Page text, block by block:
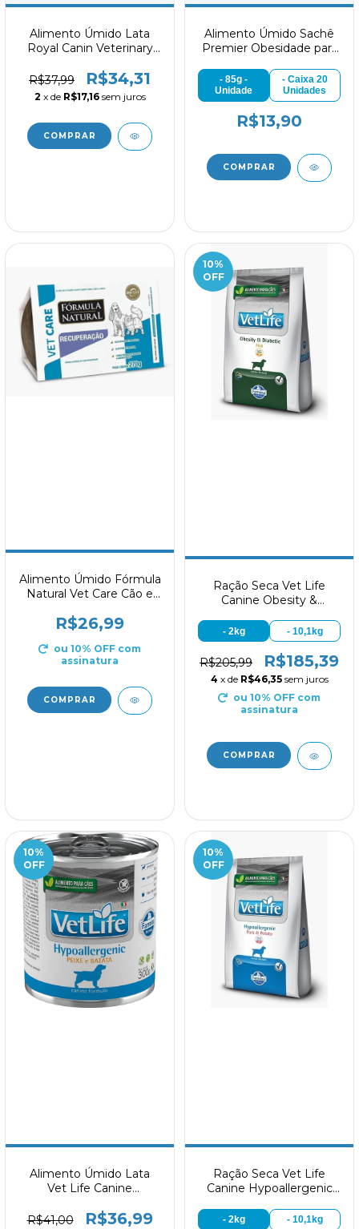
Alimento Úmido Lata
Royal Canin Veterinary
R$37,99
R$34,31
2 x de R$17,16 sem juros
Alimento Úmido Sachê
Premier Obesidade para
- 85g -
Unidade
- Caixa 20
Unidades
R$13,90
Alimento Úmido Fórmula
Natural Vet Care Cão e
R$26,99
ou 10% OFF com
assinatura
10%
OFF
Ração Seca Vet Life
Canine Obesity &
- 2kg - 10,1kg
R$205,99 R$185,39
4 x de R$46,35 sem juros
ou 10% OFF com
assinatura
10%
OFF
Alimento Úmido Lata
Vet Life Canine
R$41,00
R$36,99
10%
OFF
Ração Seca Vet Life
Canine Hypoallergenic
- 2kg - 10,1kg